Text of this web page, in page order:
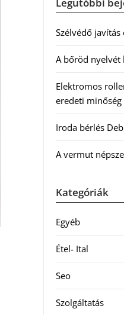
Szélvédő
A bőröd nyelvét
Elektromos
eredeti minőség
Iroda bérlés
A vermut
Kategóriák
Egyéb
Étel- Ital
Seo
Szolgáltatás